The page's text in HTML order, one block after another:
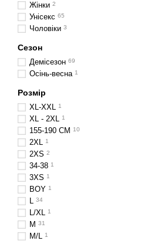
Жінки 2
Унісекс 65
Чоловіки 3
Сезон
Демісезон 69
Осінь-весна 1
Розмір
XL-XXL 1
XL - 2XL 1
155-190 СM 10
2XL 1
2XS 2
34-38 1
3XS 1
BOY 1
L 34
L/XL 1
M 31
M/L 1